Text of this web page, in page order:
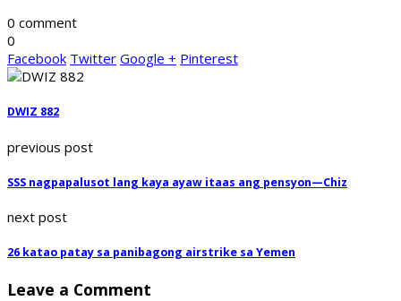
0 comment
0
Facebook Twitter Google + Pinterest
DWIZ 882
previous post
SSS nagpapalusot lang kaya ayaw itaas ang pensyon—Chiz
next post
26 katao patay sa panibagong airstrike sa Yemen
Leave a Comment